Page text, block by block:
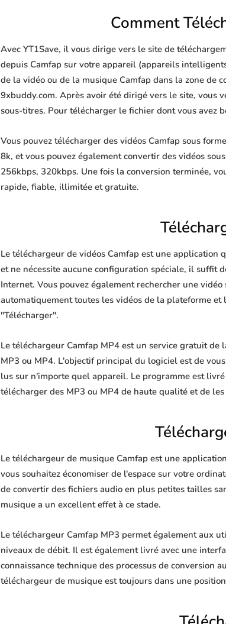
Comment
Avec YT1Save, il vous dirige vers le site de
depuis Camfap sur votre appareil (appareils
de la vidéo ou de la musique Camfap dans la zone de
9xbuddy.com. Après avoir été dirigé vers le site, vous
sous-titres. Pour télécharger le fichier dont vous avez
Vous pouvez télécharger des vidéos Camfap sous
8k, et vous pouvez également convertir des vidéos
256kbps, 320kbps. Une fois la conversion terminée,
rapide, fiable, illimitée et gratuite.
Le téléchargeur de vidéos Camfap est une
et ne nécessite aucune configuration spéciale, il suffit
Internet. Vous pouvez également rechercher une
automatiquement toutes les vidéos de la plateforme
"Télécharger".
Le téléchargeur Camfap MP4 est un service gratuit
MP3 ou MP4. L'objectif principal du logiciel est de
lus sur n'importe quel appareil. Le programme est
télécharger des MP3 ou MP4 de haute qualité et de
Le téléchargeur de musique Camfap est une
vous souhaitez économiser de l'espace sur votre
de convertir des fichiers audio en plus petites tailles
musique a un excellent effet à ce stade.
Le téléchargeur Camfap MP3 permet également aux
niveaux de débit. Il est également livré avec une
connaissance technique des processus de conversion
téléchargeur de musique est toujours dans une